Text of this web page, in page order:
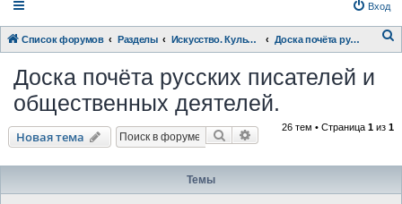
Вход
Список форумов Разделы Искусство. Культурка. Кинцо. Доска почёта русских писателей и общественных деятелей.
Доска почёта русских писателей и
общественных деятелей.
Новая тема Поиск Расширенный поиск
26 тем • Страница 1 из 1
Темы